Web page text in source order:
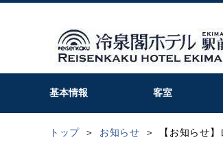
基本情報 客室
トップ お知らせ 【お知らせ